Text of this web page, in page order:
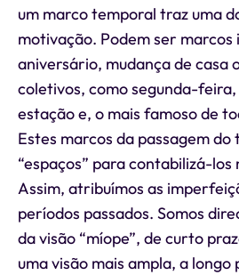
um marco temporal traz uma
motivação. Podem ser marcos
aniversário, mudança de casa
coletivos, como segunda-
estação e, o mais famoso de
Estes marcos da passagem
“espaços” para contabilizá-los
Assim, atribuímos as
períodos passados. Somos
da visão “míope”, de curto
uma visão mais ampla, a